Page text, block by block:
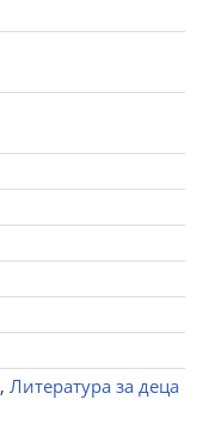
, Литература за деца